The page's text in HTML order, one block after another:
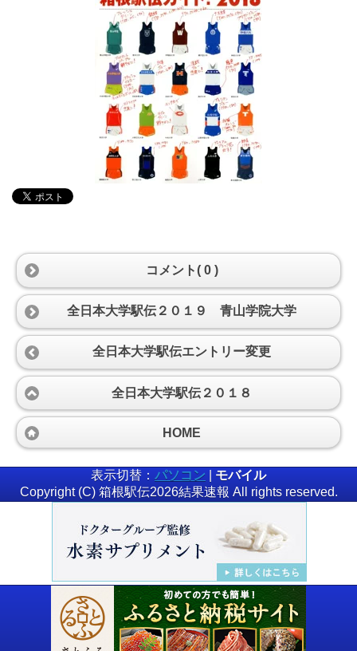
コメント( 0 )
全日本大学駅伝２０１９ 青山学院大学
全日本大学駅伝エントリー変更
全日本大学駅伝２０１８
HOME
表示切替： パソコン | モバイル
Copyright (C) 箱根駅伝2026結果速報 All rights reserved.